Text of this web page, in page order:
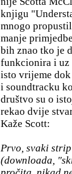
knjigu
mnogo
manje
bih znao tko je
funkcionira i uz
isto vrijeme
i soundtracku
društvo su o
rekao dvije
Kaže Scott:
Prvo, svaki
(downloada,